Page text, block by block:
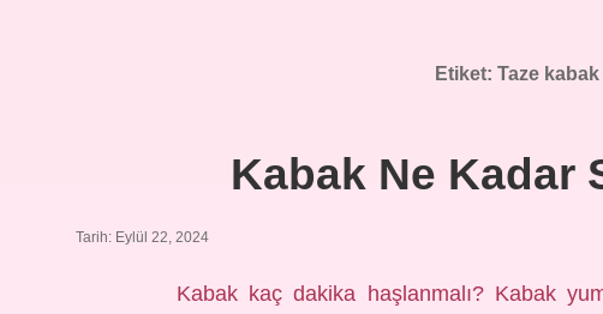
Etiket: Taze kabak
Kabak Ne Kadar
Tarih: Eylül 22, 2024
Kabak kaç dakika haşlanmalı? Kabak